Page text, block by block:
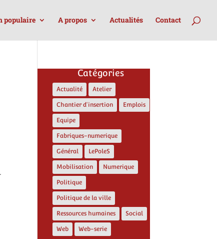
populaire A propos Actualités Contact
Catégories
Actualité Atelier
Chantier d'insertion Emplois
Equipe
Fabriques-numerique
Général LePoleS
Mobilisation Numerique
Politique
Politique de la ville
Ressources humaines Social
Web Web-serie